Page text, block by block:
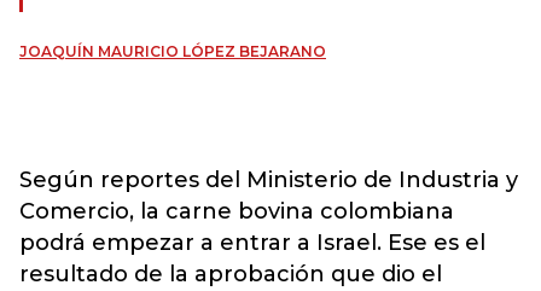
JOAQUÍN MAURICIO LÓPEZ BEJARANO
Según reportes del Ministerio de Industria y
Comercio, la carne bovina colombiana
podrá empezar a entrar a Israel. Ese es el
resultado de la aprobación que dio el